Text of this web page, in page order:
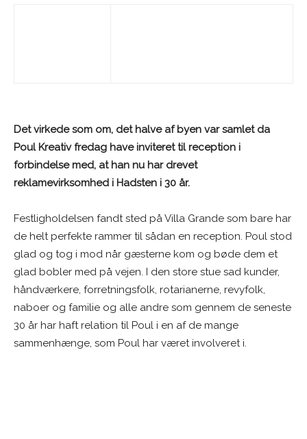
Det virkede som om, det halve af byen var samlet da
Poul Kreativ fredag have inviteret til reception i
forbindelse med, at han nu har drevet
reklamevirksomhed i Hadsten i 30 år.
Festligholdelsen fandt sted på Villa Grande som bare har
de helt perfekte rammer til sådan en reception. Poul stod
glad og tog i mod når gæsterne kom og bøde dem et
glad bobler med på vejen. I den store stue sad kunder,
håndværkere, forretningsfolk, rotarianerne, revyfolk,
naboer og familie og alle andre som gennem de seneste
30 år har haft relation til Poul i en af de mange
sammenhænge, som Poul har været involveret i.